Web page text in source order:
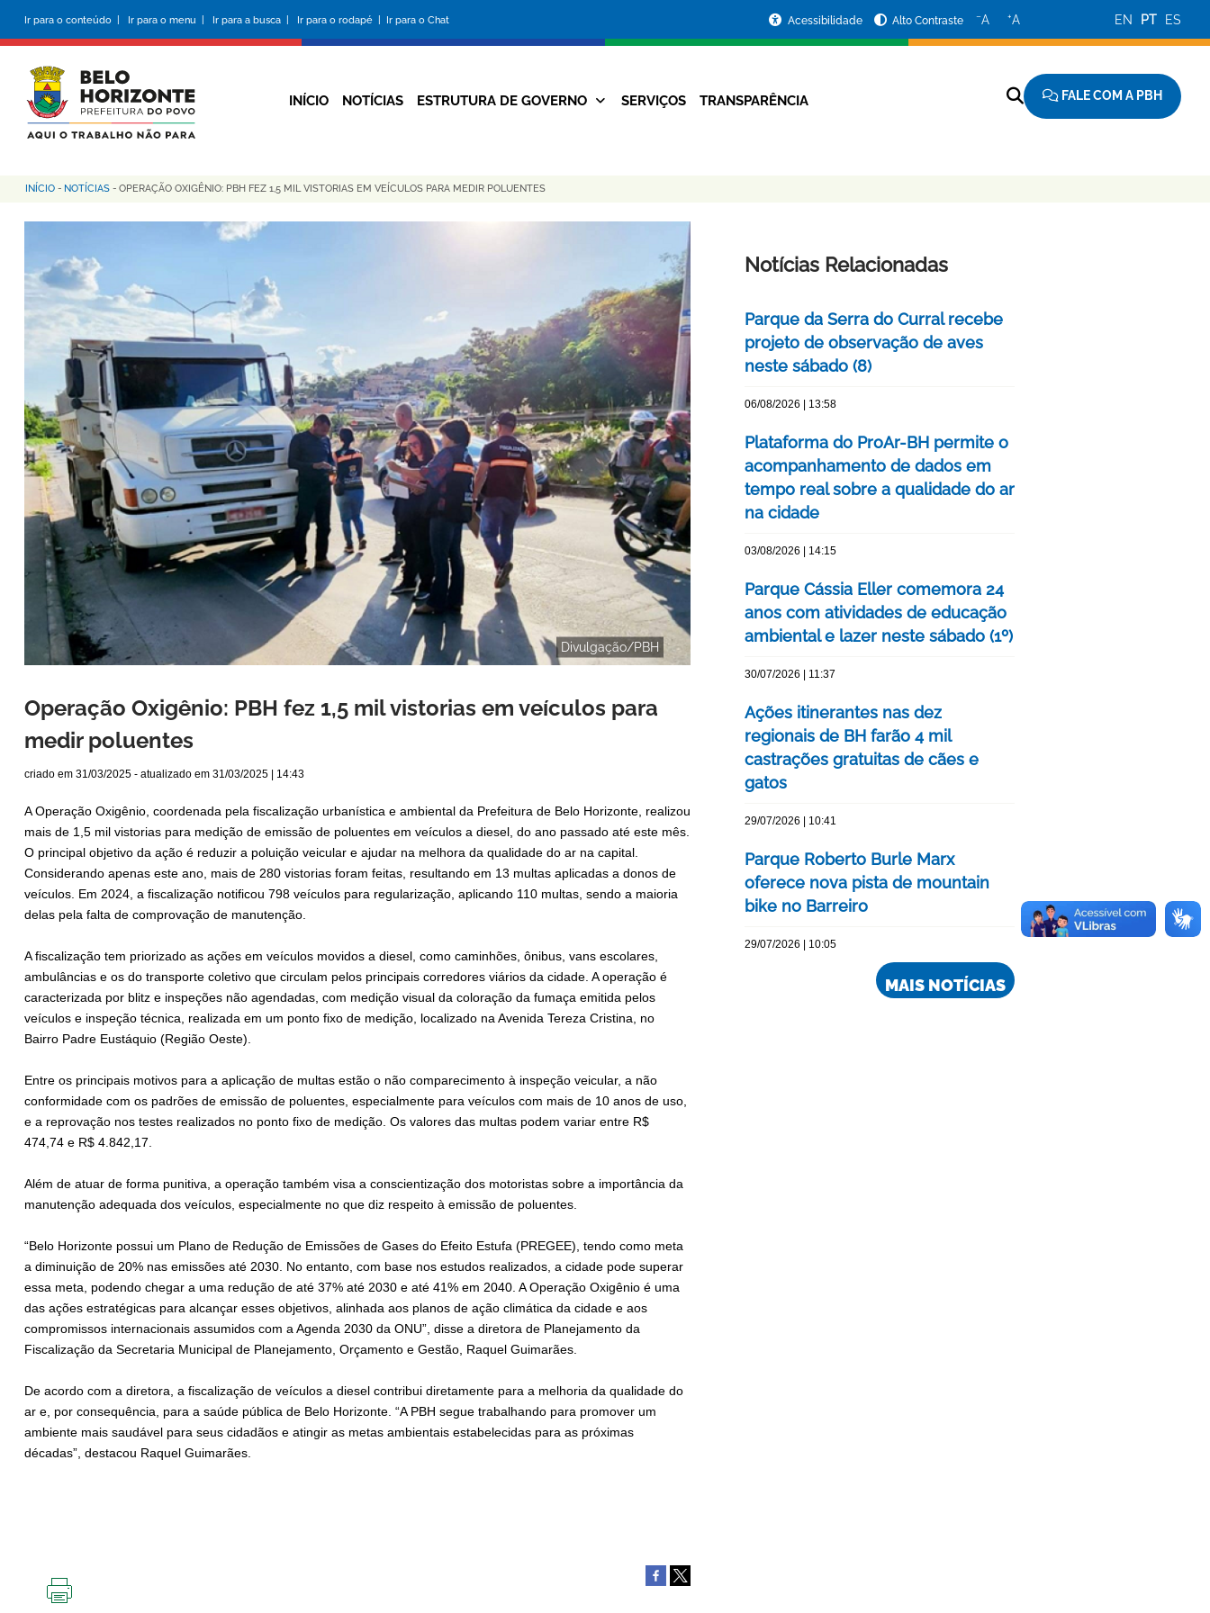
conteúdo
principal
Ir para o conteúdo | Ir para o menu | Ir para a busca | Ir para o rodapé | Ir para o Chat
da
Prefeitura
Acessibilidade Alto Contraste −A +A EN PT ES
Navegação
INÍCIO NOTÍCIAS ESTRUTURA DE GOVERNO SERVIÇOS TRANSPARÊNCIA FALE COM A PBH
Trilha
de
navegação
INÍCIO - NOTÍCIAS - OPERAÇÃO OXIGÊNIO: PBH FEZ 1,5 MIL VISTORIAS EM VEÍCULOS PARA MEDIR POLUENTES
Divulgação/PBH
Operação Oxigênio: PBH fez 1,5 mil vistorias em veículos para
medir poluentes
criado em 31/03/2025 - atualizado em 31/03/2025 | 14:43
A Operação Oxigênio, coordenada pela fiscalização urbanística e ambiental da Prefeitura de Belo Horizonte, realizou
mais de 1,5 mil vistorias para medição de emissão de poluentes em veículos a diesel, do ano passado até este mês.
O principal objetivo da ação é reduzir a poluição veicular e ajudar na melhora da qualidade do ar na capital.
Considerando apenas este ano, mais de 280 vistorias foram feitas, resultando em 13 multas aplicadas a donos de
veículos. Em 2024, a fiscalização notificou 798 veículos para regularização, aplicando 110 multas, sendo a maioria
delas pela falta de comprovação de manutenção.
A fiscalização tem priorizado as ações em veículos movidos a diesel, como caminhões, ônibus, vans escolares,
ambulâncias e os do transporte coletivo que circulam pelos principais corredores viários da cidade. A operação é
caracterizada por blitz e inspeções não agendadas, com medição visual da coloração da fumaça emitida pelos
veículos e inspeção técnica, realizada em um ponto fixo de medição, localizado na Avenida Tereza Cristina, no
Bairro Padre Eustáquio (Região Oeste).
Entre os principais motivos para a aplicação de multas estão o não comparecimento à inspeção veicular, a não
conformidade com os padrões de emissão de poluentes, especialmente para veículos com mais de 10 anos de uso,
e a reprovação nos testes realizados no ponto fixo de medição. Os valores das multas podem variar entre R$
474,74 e R$ 4.842,17.
Além de atuar de forma punitiva, a operação também visa a conscientização dos motoristas sobre a importância da
manutenção adequada dos veículos, especialmente no que diz respeito à emissão de poluentes.
“Belo Horizonte possui um Plano de Redução de Emissões de Gases do Efeito Estufa (PREGEE), tendo como meta
a diminuição de 20% nas emissões até 2030. No entanto, com base nos estudos realizados, a cidade pode superar
essa meta, podendo chegar a uma redução de até 37% até 2030 e até 41% em 2040. A Operação Oxigênio é uma
das ações estratégicas para alcançar esses objetivos, alinhada aos planos de ação climática da cidade e aos
compromissos internacionais assumidos com a Agenda 2030 da ONU”, disse a diretora de Planejamento da
Fiscalização da Secretaria Municipal de Planejamento, Orçamento e Gestão, Raquel Guimarães.
De acordo com a diretora, a fiscalização de veículos a diesel contribui diretamente para a melhoria da qualidade do
ar e, por consequência, para a saúde pública de Belo Horizonte. “A PBH segue trabalhando para promover um
ambiente mais saudável para seus cidadãos e atingir as metas ambientais estabelecidas para as próximas
décadas”, destacou Raquel Guimarães.
Notícias Relacionadas
Parque da Serra do Curral recebe
projeto de observação de aves
neste sábado (8)
06/08/2026 | 13:58
Plataforma do ProAr-BH permite o
acompanhamento de dados em
tempo real sobre a qualidade do ar
na cidade
03/08/2026 | 14:15
Parque Cássia Eller comemora 24
anos com atividades de educação
ambiental e lazer neste sábado (1º)
30/07/2026 | 11:37
Ações itinerantes nas dez
regionais de BH farão 4 mil
castrações gratuitas de cães e
gatos
29/07/2026 | 10:41
Parque Roberto Burle Marx
oferece nova pista de mountain
bike no Barreiro
29/07/2026 | 10:05
MAIS NOTÍCIAS